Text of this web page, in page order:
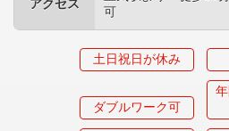
アクセス
可
土日祝日が休み
ダブルワーク可